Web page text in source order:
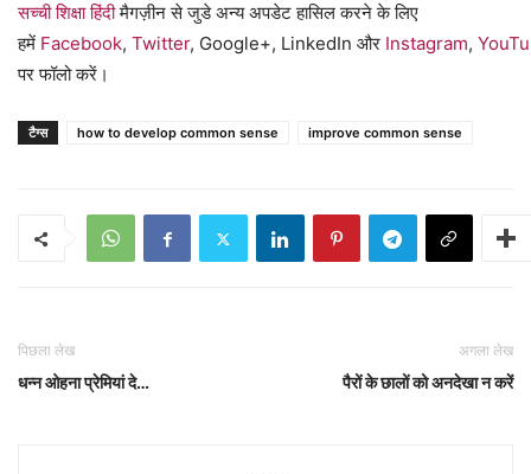
सच्ची शिक्षा हिंदीमैगज़ीन से जुडे अन्य अपडेट हासिल करने के लिए
हमें Facebook, Twitter, Google+, LinkedIn और Instagram,
पर फॉलो करें।
टैग्स how to develop common sense improve common sense
पिछला लेख
धन्न ओहना प्रेमियां दे…
अगला लेख
पैरों के छालों को अनदेखा न करें